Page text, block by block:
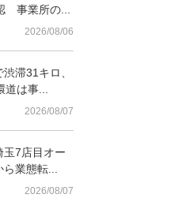
事業所の...
2026/08/06
渋滞31キロ、
は事...
2026/08/07
玉7店目オー
業態転...
2026/08/07